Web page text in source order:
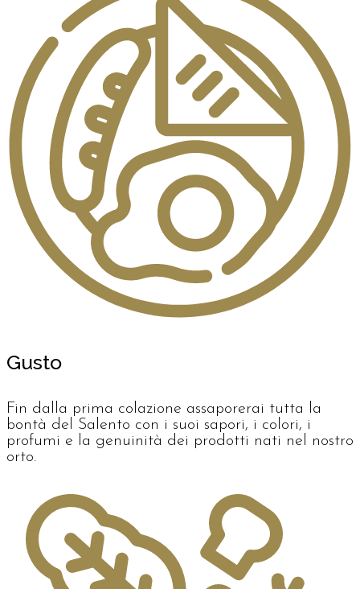
Gusto
Fin dalla prima colazione assaporerai tutta la
bontà del Salento con i suoi sapori, i colori, i
profumi e la genuinità dei prodotti nati nel nostro
orto.